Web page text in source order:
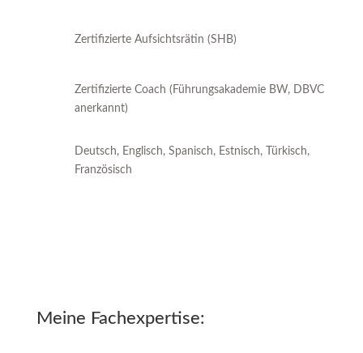
Zertifizierte Aufsichtsrätin (SHB)
Zertifizierte Coach (Führungsakademie BW, DBVC
anerkannt)
Deutsch, Englisch, Spanisch, Estnisch, Türkisch,
Französisch
Meine Fachexpertise: